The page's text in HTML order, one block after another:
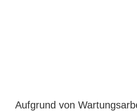
Aufgrund von